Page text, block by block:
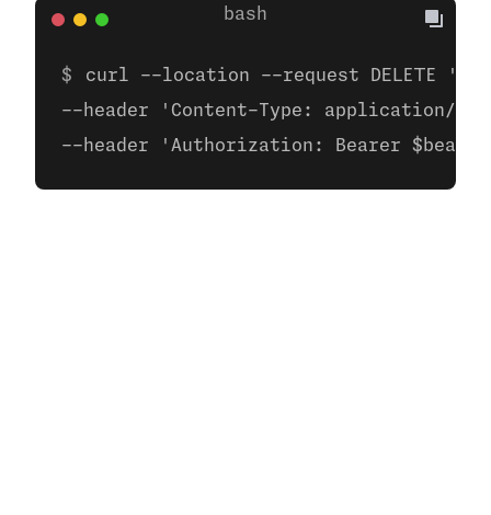
curl --location --request DELETE
--header 'Content-Type: application/
--header 'Authorization: Bearer